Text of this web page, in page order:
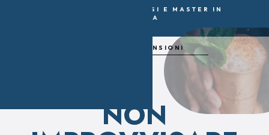
CAGLIARI NUOVI CORSI E MASTER IN
PARTENZA
LEGGI LE RECENSIONI
NON